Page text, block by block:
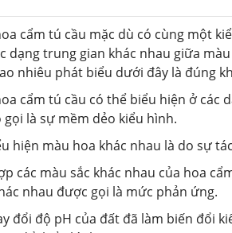
cẩm tú cầu mặc dù có cùng một
dạng trung gian khác nhau giữa
nhiêu phát biểu dưới đây là đúng
cẩm tú cầu có thể biểu hiện ở các
gọi là sự mềm dẻo kiểu hình.
hiện màu hoa khác nhau là do sự
các màu sắc khác nhau của hoa
nhau được gọi là mức phản ứng.
đổi độ pH của đất đã làm biến đổi